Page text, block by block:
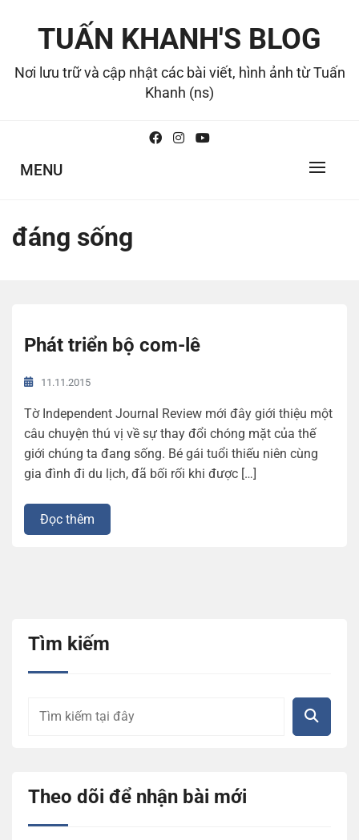
TUẤN KHANH'S BLOG
Nơi lưu trữ và cập nhật các bài viết, hình ảnh từ Tuấn
Khanh (ns)
MENU
đáng sống
Phát triển bộ com-lê
11.11.2015
Tờ Independent Journal Review mới đây giới thiệu một
câu chuyện thú vị về sự thay đổi chóng mặt của thế
giới chúng ta đang sống. Bé gái tuổi thiếu niên cùng
gia đình đi du lịch, đã bối rối khi được […]
Đọc thêm
Tìm kiếm
Theo dõi để nhận bài mới